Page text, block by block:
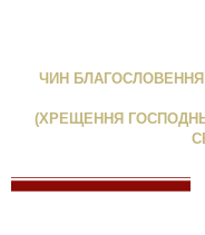
ЧИН БЛАГОСЛОВЕННЯ
(ХРЕЩЕННЯ